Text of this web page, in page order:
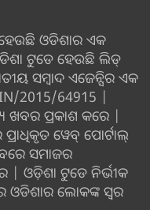
ହେଉଛି ଓଡିଶାର ଏକ
ଟୁଡେ ହେଉଛି ଲିଡ୍
ସମ୍ବାଦ ଏଜେନ୍ସିର ଏକ
2015/64915 |
ଖବର ପ୍ରକାଶ କରେ |
ୱେବ୍ ପୋର୍ଟାଲ୍
ସମାଜର
| ଓଡ଼ିଶା ଟୁଡେ ନିର୍ଭୀକ
ଓଡିଶାର ଲୋକଙ୍କ ସ୍ୱର